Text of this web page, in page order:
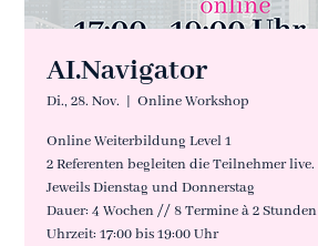
AI.Navigator
Di., 28. Nov.
  |
Online Workshop
Online Weiterbildung Level 1
2 Referenten begleiten die Teilnehmer live.
Jeweils Dienstag und Donnerstag
Dauer: 4 Wochen // 8 Termine à 2 Stunden
Uhrzeit: 17:00 bis 19:00 Uhr